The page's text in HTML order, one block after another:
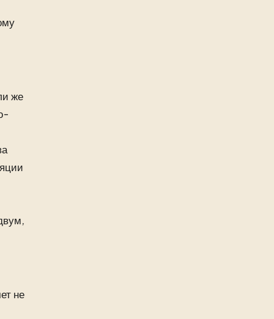
же
не